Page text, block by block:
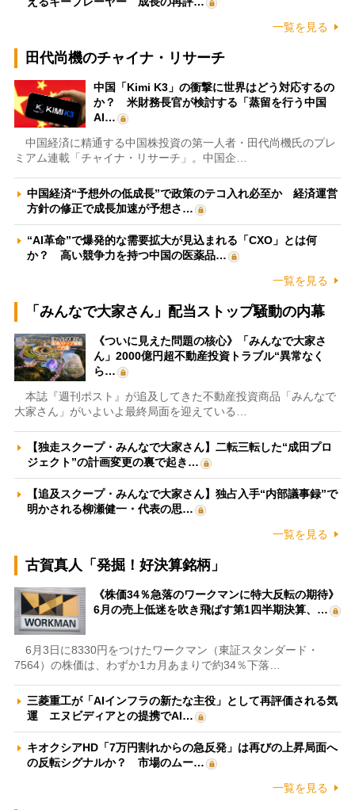
一覧を見る
田代尚機のチャイナ・リサーチ
中国「Kimi K3」の衝撃に世界はどう対応するの
か？ 米財務長官が検討する「蒸留を行う中国
AI…
中国経済に精通する中国株投資の第一人者・田代尚機氏のプレ
ミアム連載「チャイナ・リサーチ」。中国企…
中国経済“予想外の低成長”で政策のテコ入れ必至か 経済運営
方針の修正で成長加速が予想さ…
“AI革命”で爆発的な需要拡大が見込まれる「CXO」とは何
か？ 高い競争力を持つ中国の医薬品…
一覧を見る
「みんなで大家さん」配当ストップ騒動の内幕
《ついに見えた問題の核心》「みんなで大家さ
ん」2000億円超不動産投資トラブル“異常なく
ら…
本誌『週刊ポスト』が追及してきた不動産投資商品「みんなで
大家さん」がいよいよ最終局面を迎えている…
【独走スクープ・みんなで大家さん】二転三転した“成田プロ
ジェクト”の計画変更の裏で起き…
【追及スクープ・みんなで大家さん】独占入手“内部議事録”で
明かされる柳瀬健一・代表の思…
一覧を見る
古賀真人「発掘！好決算銘柄」
《株価34％急落のワークマンに特大反転の期待》
6月の売上低迷を吹き飛ばす第1四半期決算、…
6月3日に8330円をつけたワークマン（東証スタンダード・
7564）の株価は、わずか1カ月あまりで約34％下落…
三菱重工が「AIインフラの新たな主役」として再評価される気
運 エヌビディアとの提携でAI…
キオクシアHD「7万円割れからの急反発」は再びの上昇局面へ
の反転シグナルか？ 市場のムー…
一覧を見る